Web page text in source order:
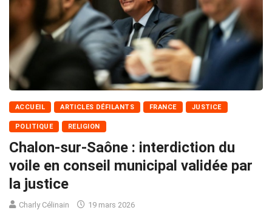
ACCUEIL ARTICLES DÉFILANTS FRANCE JUSTICE
POLITIQUE RELIGION
Chalon-sur-Saône : interdiction du
voile en conseil municipal validée par
la justice
Charly Célinain 19 mars 2026